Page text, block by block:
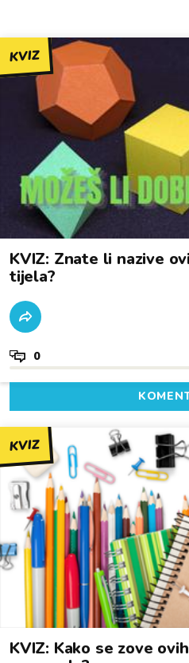
KVIZ
KVIZ: Znate li nazive
tijela?
0
KVIZ
KVIZ: Kako se zove